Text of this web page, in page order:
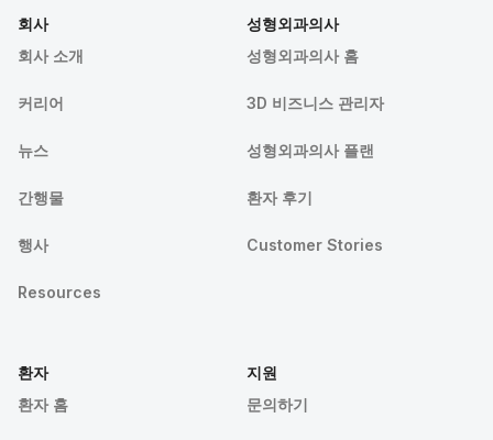
회사
회사 소개
커리어
뉴스
간행물
행사
Resources
성형외과의사
성형외과의사 홈
3D 비즈니스 관리자
성형외과의사 플랜
환자 후기
Customer Stories
환자
환자 홈
지원
문의하기